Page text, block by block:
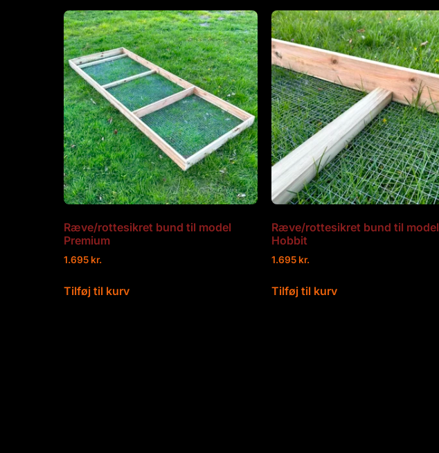
Ræve/rottesikret bund til model
Premium
1.695 kr.
Tilføj til kurv
Ræve/rottesikret bund til model
Hobbit
1.695 kr.
Tilføj til kurv